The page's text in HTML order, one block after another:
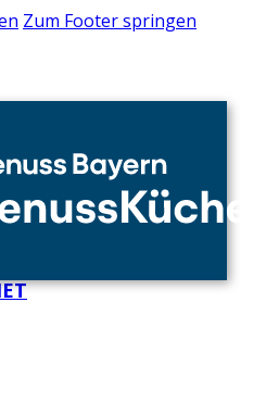
Zum Footer springen